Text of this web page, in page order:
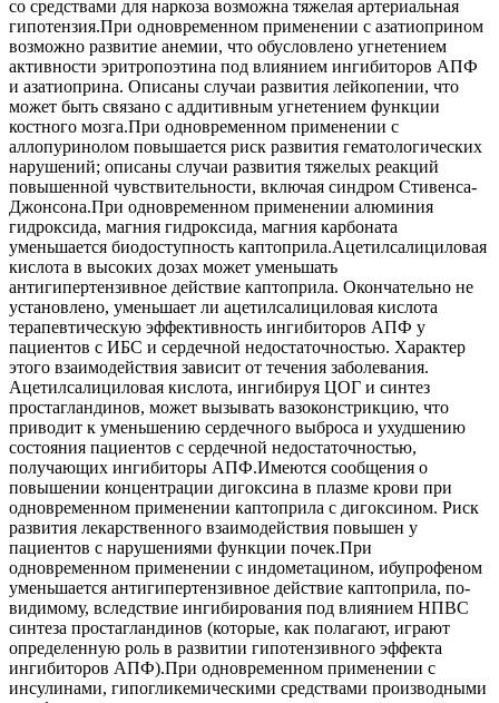
со средствами для наркоза возможна тяжелая артериальная
гипотензия.При одновременном применении с азатиоприном
возможно развитие анемии, что обусловлено угнетением
активности эритропоэтина под влиянием ингибиторов АПФ
и азатиоприна. Описаны случаи развития лейкопении, что
может быть связано с аддитивным угнетением функции
костного мозга.При одновременном применении с
аллопуринолом повышается риск развития гематологических
нарушений; описаны случаи развития тяжелых реакций
повышенной чувствительности, включая синдром Стивенса-
Джонсона.При одновременном применении алюминия
гидроксида, магния гидроксида, магния карбоната
уменьшается биодоступность каптоприла.Ацетилсалициловая
кислота в высоких дозах может уменьшать
антигипертензивное действие каптоприла. Окончательно не
установлено, уменьшает ли ацетилсалициловая кислота
терапевтическую эффективность ингибиторов АПФ у
пациентов с ИБС и сердечной недостаточностью. Характер
этого взаимодействия зависит от течения заболевания.
Ацетилсалициловая кислота, ингибируя ЦОГ и синтез
простагландинов, может вызывать вазоконстрикцию, что
приводит к уменьшению сердечного выброса и ухудшению
состояния пациентов с сердечной недостаточностью,
получающих ингибиторы АПФ.Имеются сообщения о
повышении концентрации дигоксина в плазме крови при
одновременном применении каптоприла с дигоксином. Риск
развития лекарственного взаимодействия повышен у
пациентов с нарушениями функции почек.При
одновременном применении с индометацином, ибупрофеном
уменьшается антигипертензивное действие каптоприла, по-
видимому, вследствие ингибирования под влиянием НПВС
синтеза простагландинов (которые, как полагают, играют
определенную роль в развитии гипотензивного эффекта
ингибиторов АПФ).При одновременном применении с
инсулинами, гипогликемическими средствами производными